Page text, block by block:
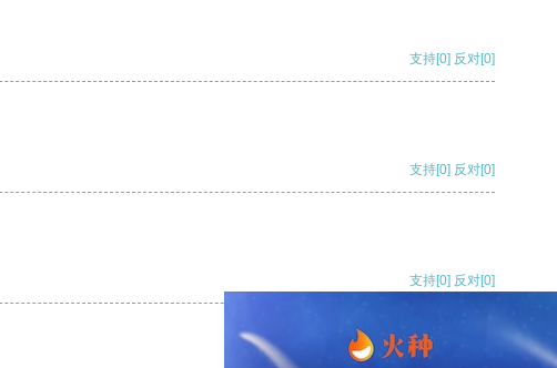
支持[0] 反对[0]
支持[0] 反对[0]
支持[0] 反对[0]